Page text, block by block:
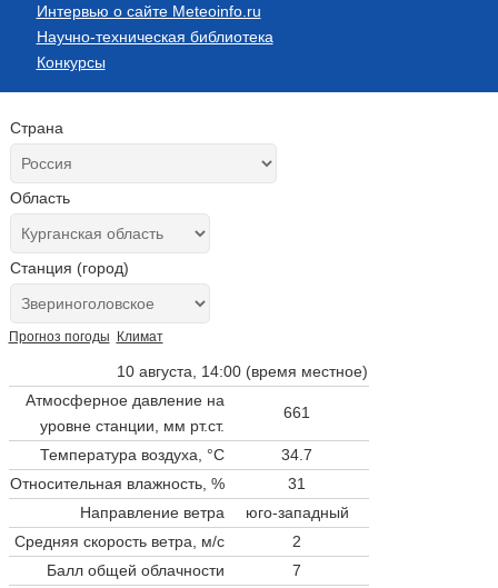
Интервью о сайте Meteoinfo.ru
Научно-техническая библиотека
Конкурсы
Страна
Область
Станция (город)
Прогноз погоды Климат
10 августа, 14:00 (время местное)
Атмосферное давление на
уровне станции, мм рт.ст.
661
Температура воздуха, °C
34.7
Относительная влажность, %
31
Направление ветра
юго-западный
Средняя скорость ветра, м/с
2
Балл общей облачности
7